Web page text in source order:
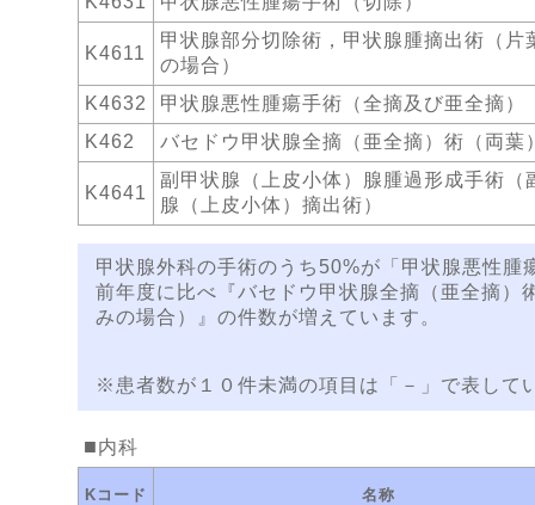
K4611
甲状腺部分切除術，甲状腺腫摘出術（片
の場合）
K4632
甲状腺悪性腫瘍手術（全摘及び亜全摘）
K462
バセドウ甲状腺全摘（亜全摘）術（両葉
K4641
副甲状腺（上皮小体）腺腫過形成手術（
腺（上皮小体）摘出術）
甲状腺外科の手術のうち50%が「甲状腺悪性腫
前年度に比べ『バセドウ甲状腺全摘（亜全摘
みの場合）』の件数が増えています。
※患者数が１０件未満の項目は「－」で表して
内科
Kコード 名称